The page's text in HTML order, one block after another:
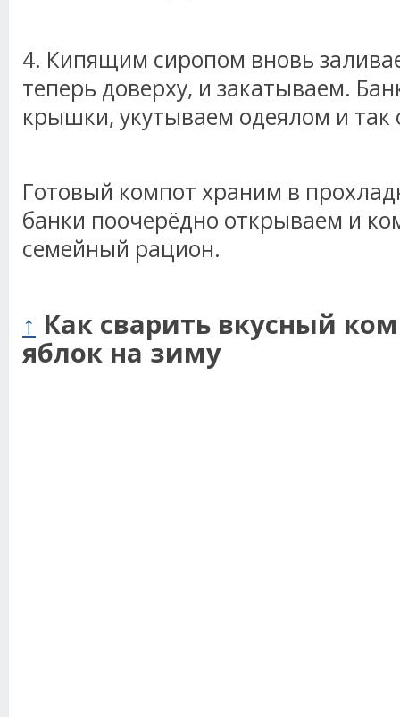
4. Кипящим сиропом вновь
теперь доверху, и закатываем.
крышки, укутываем одеялом и так
Готовый компот храним в
банки поочерёдно открываем и
семейный рацион.
↑ Как сварить вкусный
яблок на зиму